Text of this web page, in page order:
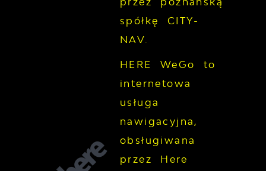
spółkę CITY-
NAV.
HERE WeGo to
internetowa
usługa
nawigacyjna,
obsługiwana
przez Here